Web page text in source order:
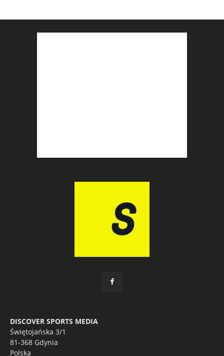
DISCOVER SPORTS MEDIA
Świętojańska 3/1
81-368 Gdynia
Polska